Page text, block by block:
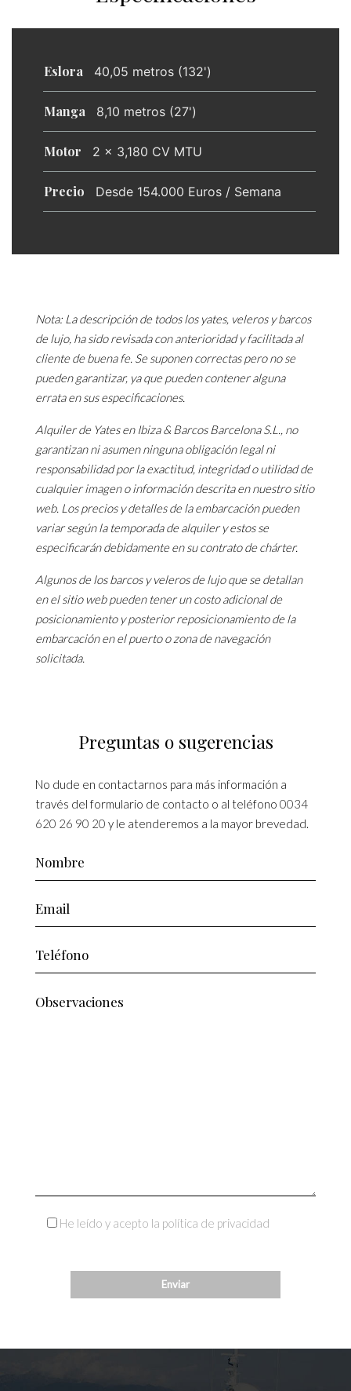
Eslora 40,05 metros (132')
Manga 8,10 metros (27')
Motor 2 x 3,180 CV MTU
Precio Desde 154.000 Euros / Semana
Nota: La descripción de todos los yates, veleros y barcos
de lujo, ha sido revisada con anterioridad y facilitada al
cliente de buena fe. Se suponen correctas pero no se
pueden garantizar, ya que pueden contener alguna
errata en sus especificaciones.
Alquiler de Yates en Ibiza & Barcos Barcelona S.L., no
garantizan ni asumen ninguna obligación legal ni
responsabilidad por la exactitud, integridad o utilidad de
cualquier imagen o información descrita en nuestro sitio
web. Los precios y detalles de la embarcación pueden
variar según la temporada de alquiler y estos se
especificarán debidamente en su contrato de chárter.
Algunos de los barcos y veleros de lujo que se detallan
en el sitio web pueden tener un costo adicional de
posicionamiento y posterior reposicionamiento de la
embarcación en el puerto o zona de navegación
solicitada.
Preguntas o sugerencias
No dude en contactarnos para más información a
través del formulario de contacto o al teléfono 0034
620 26 90 20 y le atenderemos a la mayor brevedad.
He leído y acepto la política de privacidad